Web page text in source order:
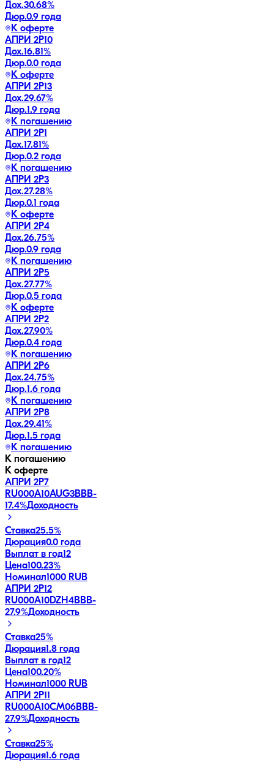
Дох.30.68%
Дюр.0.9 года
К оферте
АПРИ 2Р10
Дох.16.81%
Дюр.0.0 года
К оферте
АПРИ 2Р13
Дох.29.67%
Дюр.1.9 года
К погашению
АПРИ 2Р1
Дох.17.81%
Дюр.0.2 года
К погашению
АПРИ 2Р3
Дох.27.28%
Дюр.0.1 года
К оферте
АПРИ 2Р4
Дох.26.75%
Дюр.0.9 года
К погашению
АПРИ 2Р5
Дох.27.77%
Дюр.0.5 года
К оферте
АПРИ 2Р2
Дох.27.90%
Дюр.0.4 года
К погашению
АПРИ 2Р6
Дох.24.75%
Дюр.1.6 года
К погашению
АПРИ 2Р8
Дох.29.41%
Дюр.1.5 года
К погашению
К погашению
К оферте
АПРИ 2Р7
RU000A10AUG3BBB-
17.4%Доходность
Ставка25.5%
Дюрация0.0 года
Выплат в год12
Цена100.23%
Номинал1000 RUB
АПРИ 2Р12
RU000A10DZH4BBB-
27.9%Доходность
Ставка25%
Дюрация1.8 года
Выплат в год12
Цена100.20%
Номинал1000 RUB
АПРИ 2Р11
RU000A10CM06BBB-
27.9%Доходность
Ставка25%
Дюрация1.6 года